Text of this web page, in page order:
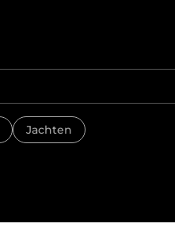
Jachten